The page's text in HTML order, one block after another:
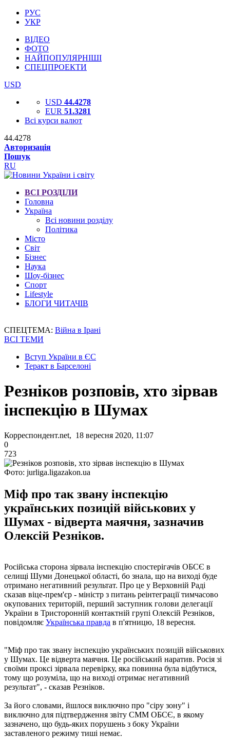
РУС
УКР
ВІДЕО
ФОТО
НАЙПОПУЛЯРНІШІ
СПЕЦПРОЕКТИ
USD
USD 44.4278
EUR 51.3281
Всі курси валют
44.4278
Авторизація
Пошук
RU
ВСІ РОЗДІЛИ
Головна
Україна
Всі новини розділу
Політика
Місто
Світ
Бізнес
Наука
Шоу-бізнес
Спорт
Lifestyle
БЛОГИ ЧИТАЧІВ
СПЕЦТЕМА: Війна в Ірані
ВСІ ТЕМИ
Вступ України в ЄС
Теракт в Барселоні
Резніков розповів, хто зірвав
інспекцію в Шумах
Корреспондент.net, 18 вересня 2020, 11:07
0
723
Фото: jurliga.ligazakon.ua
Міф про так звану інспекцію
українських позицій військових у
Шумах - відверта маячня, зазначив
Олексій Резніков.
Російська сторона зірвала інспекцію спостерігачів ОБСЄ в
селищі Шуми Донецької області, бо знала, що на виході буде
отримано негативний результат. Про це у Верховній Раді
сказав віце-прем'єр - міністр з питань реінтеграції тимчасово
окупованих територій, перший заступник голови делегації
України в Тристоронній контактній групі Олексій Резніков,
повідомляє Українська правда в п'ятницю, 18 вересня.
"Міф про так звану інспекцію українських позицій військових
у Шумах. Це відверта маячня. Це російський наратив. Росія зі
своїми проксі зірвала перевірку, яка повинна була відбутися,
тому що розуміла, що на виході отримає негативний
результат", - сказав Резніков.
За його словами, йшлося виключно про "сіру зону" і
виключно для підтвердження звіту СММ ОБСЄ, в якому
зазначено, що будь-яких порушень з боку України
заставленого режиму тиші немає.